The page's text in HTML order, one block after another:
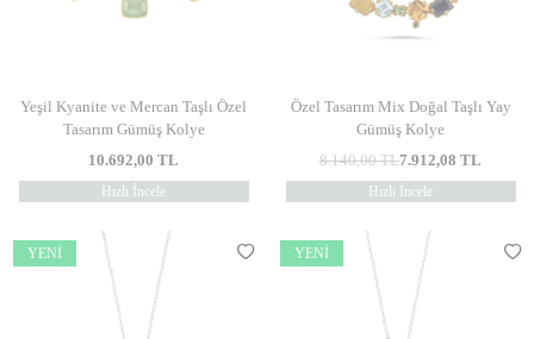
Yeşil Kyanite ve Mercan Taşlı Özel
Tasarım Gümüş Kolye
10.692,00 TL
Hızlı İncele
Özel Tasarım Mix Doğal Taşlı Yay
Gümüş Kolye
8.140,00TL7.912,08 TL
Hızlı İncele
YENI YENI